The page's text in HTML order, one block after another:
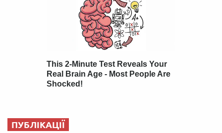
ПУБЛІКАЦІЇ